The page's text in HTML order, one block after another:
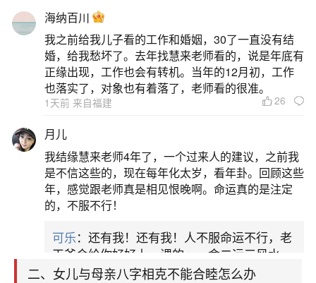
题，但是小问题不注意可能会引起大麻烦，下面就
这个问题给大家做一些解读：
一、若是夫妻八字不合,会有什么危害？
1、夫妻八字不合，容易吵架。八字不合的两个
人，一般两人在思想观念上就会有很大不同，一方
总想着改变另一方，按照自己的思想去做。长期生
活下来两人自然矛盾就会多，容易发生争吵。2、夫
妻八字不合，容易互相挑剔。夫妻八字不合，在结
婚后就会注重对方的缺点，根本就不会有什么浪漫
可言。两人都不会互相赞扬对方的优点，只
二、女儿与母亲八字相克不能合睦怎么办
海纳百川
我之前给我儿子看的工作和婚姻，30了一直没有结
婚，给我愁坏了。去年找慧来老师看的，说是年底有
正缘出现，工作也会有转机。当年的12月初，工作
也落实了，对象也有着落了，老师看的很准。
1天前 来自福建 26
月儿
我结缘慧来老师4年了，一个过来人的建议，之前我
是不信这些的，现在每年化太岁，看年卦。回顾这些
年，感觉跟老师真是相见恨晚啊。命运真的是注定
的，不服不行！
可乐：还有我！还有我！人不服命运不行，老
天爷会给你好好上一课的。一命二运三风水，
哪样不服都不行！